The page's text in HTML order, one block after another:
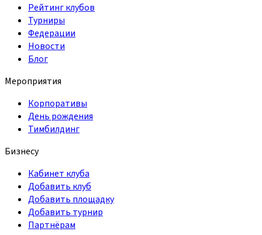
Рейтинг клубов
Турниры
Федерации
Новости
Блог
Мероприятия
Корпоративы
День рождения
Тимбилдинг
Бизнесу
Кабинет клуба
Добавить клуб
Добавить площадку
Добавить турнир
Партнёрам